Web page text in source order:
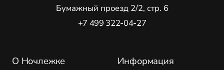
О Ночлежке Информация
Бумажный проезд 2/2, стр. 6
+7 499 322-04-27